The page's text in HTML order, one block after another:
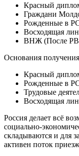
Красный
Граждани
Рожденные в
Восходящая
ВНЖ (После
Основания
Красный
Рожденные в
Трудовые
Восходящая
Россия делает всё
социально-
складываются и для
активен поток